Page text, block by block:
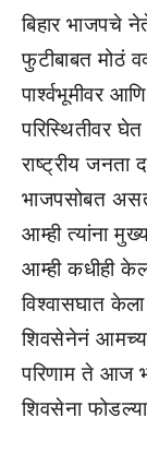
बिहार भाजपचे
फुटीबाबत मोठं
पार्श्वभूमीवर
परिस्थितीवर
राष्ट्रीय जनता
भाजपसोबत
आम्ही त्यांना
आम्ही कधीही
विश्वासघात
शिवसेनेनं
परिणाम ते आज
शिवसेना